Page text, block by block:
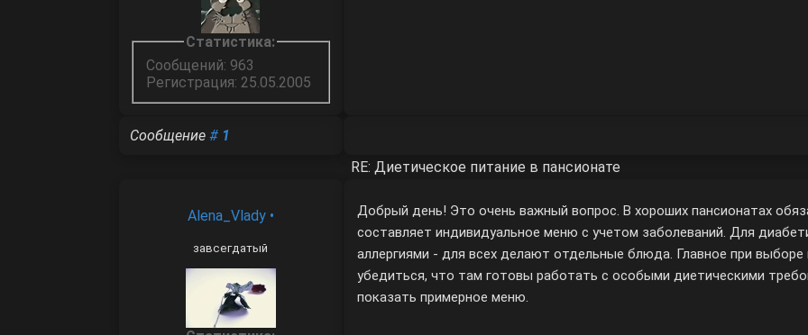
Статистика:
Сообщений: 963
Регистрация: 25.05.2005
Сообщение # 1
RE: Диетическое питание в пансионате
Alena_Vlady •
завсегдатый
Добрый день! Это очень важный вопрос. В хороших пансионатах
составляет индивидуальное меню с учетом заболеваний. Для
аллергиями - для всех делают отдельные блюда. Главное при
убедиться, что там готовы работать с особыми диетическими
показать примерное меню.